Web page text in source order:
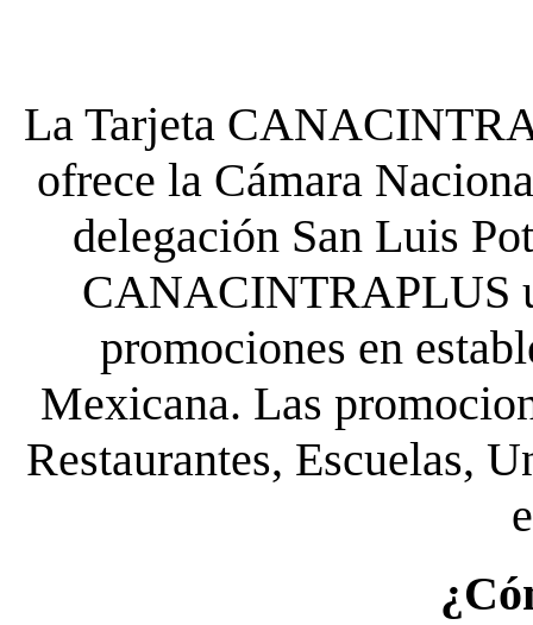
La Tarjeta
ofrece la Cámara
delegación San Luis
CANACINTRAPLUS
promociones en
Mexicana. Las
Restaurantes, Escuelas,